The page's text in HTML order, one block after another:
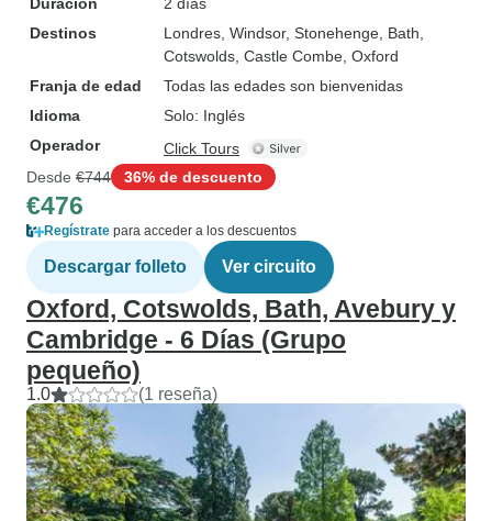
Destinos
Londres , Windsor, Stonehenge , Bath
Cotswolds , Castle Combe , Oxford
Franja de edad
Todas las edades son bienvenidas
Idioma
Solo: Inglés
Operador
Click Tours
Desde €744 36% de descuento
€476
Regístrate para acceder a los descuentos
Descargar folleto Ver circuito
Oxford, Cotswolds, Bath, Avebury y
Cambridge - 6 Días (Grupo
pequeño)
1.0 (1 reseña)